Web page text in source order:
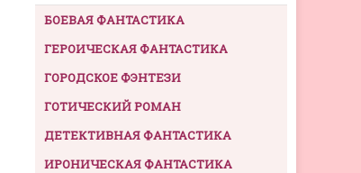
БОЕВАЯ ФАНТАСТИКА
ГЕРОИЧЕСКАЯ ФАНТАСТИКА
ГОРОДСКОЕ ФЭНТЕЗИ
ГОТИЧЕСКИЙ РОМАН
ДЕТЕКТИВНАЯ ФАНТАСТИКА
ИРОНИЧЕСКАЯ ФАНТАСТИКА